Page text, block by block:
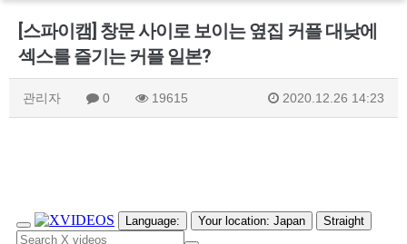
[스파이캠] 창문 사이로 보이는 옆집 커플 대낮에
섹스를 즐기는 커플 일본?
관리자 0 19615 2020.12.26 14:23